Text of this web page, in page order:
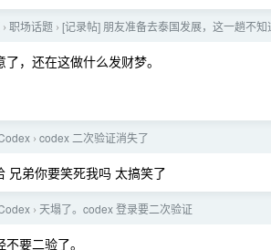
› 职场话题 › [记录帖] 朋友准备去泰国发展，这一趟不知
，还在这做什么发财梦。
› codex 二次验证消失了
兄弟你要笑死我吗 太搞笑了
› 天塌了。codex 登录要二次验证
要二验了。